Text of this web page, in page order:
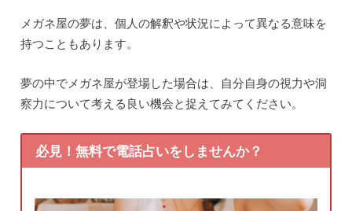
メガネ屋の夢は、個人の解釈や状況によって異なる意味を
持つこともあります。
夢の中でメガネ屋が登場した場合は、自分自身の視力や洞
察力について考える良い機会と捉えてみてください。
必見！無料で電話占いをしませんか？